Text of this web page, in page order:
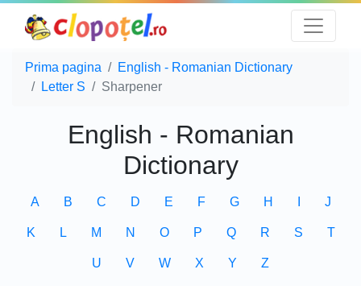
Prima pagina
English - Romanian Dictionary
Letter S
Sharpener
English - Romanian
Dictionary
A B C D E F G H J
K L M N O P Q R S T
U V W X Y Z